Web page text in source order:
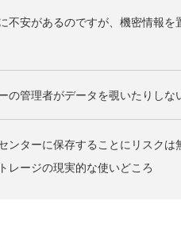
不安があるのですが、機密情報を
の管理者がデータを覗いたりしな
ンターに保存することにリスクは
レージの現実的な使いどころ